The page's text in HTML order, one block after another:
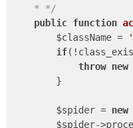
    * */
public function
        $className =
if
throw new
        }
        $spider =
new
$spider-